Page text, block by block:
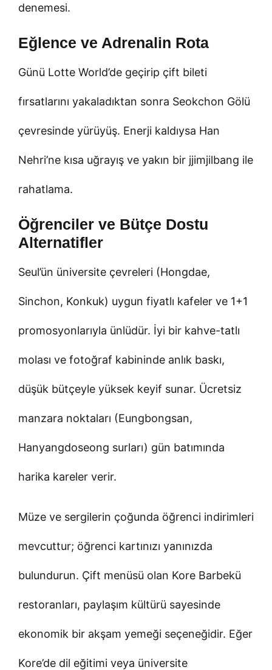
denemesi.
Eğlence ve Adrenalin Rota
Günü Lotte World’de geçirip çift bileti
fırsatlarını yakaladıktan sonra Seokchon Gölü
çevresinde yürüyüş. Enerji kaldıysa Han
Nehri’ne kısa uğrayış ve yakın bir jjimjilbang ile
rahatlama.
Öğrenciler ve Bütçe Dostu
Alternatifler
Seul’ün üniversite çevreleri (Hongdae,
Sinchon, Konkuk) uygun fiyatlı kafeler ve 1+1
promosyonlarıyla ünlüdür. İyi bir kahve-tatlı
molası ve fotoğraf kabininde anlık baskı,
düşük bütçeyle yüksek keyif sunar. Ücretsiz
manzara noktaları (Eungbongsan,
Hanyangdoseong surları) gün batımında
harika kareler verir.
Müze ve sergilerin çoğunda öğrenci indirimleri
mevcuttur; öğrenci kartınızı yanınızda
bulundurun. Çift menüsü olan Kore Barbekü
restoranları, paylaşım kültürü sayesinde
ekonomik bir akşam yemeği seçeneğidir. Eğer
Kore’de dil eğitimi veya üniversite